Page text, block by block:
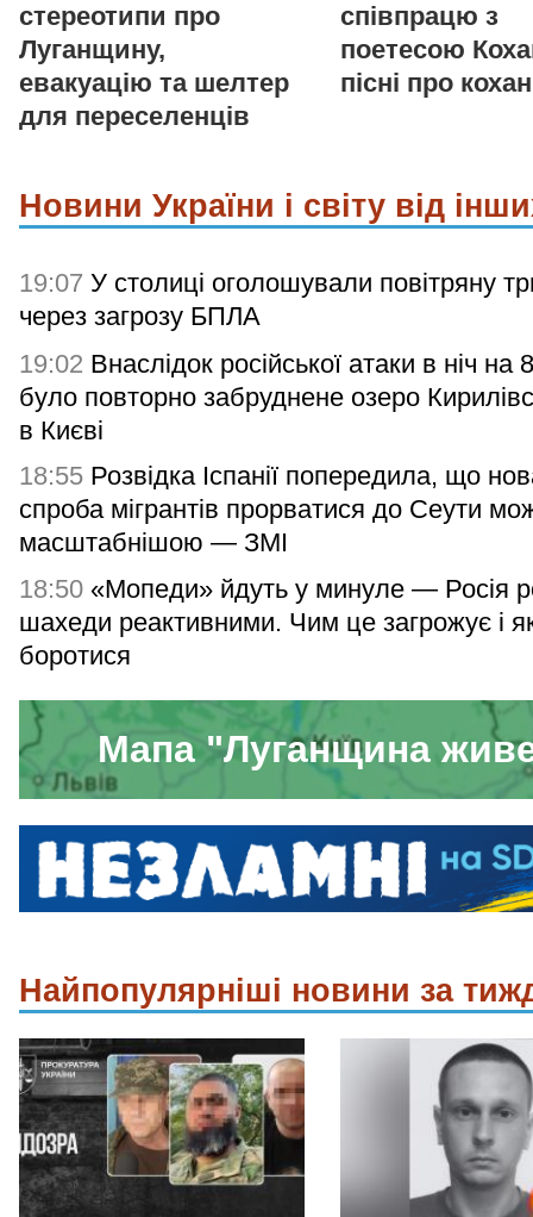
стереотипи про
Луганщину,
евакуацію та шелтер
для переселенців
співпрацю з
поетесою
пісні про
Новини України і світу від
19:07 У столиці оголошували повітряну
через загрозу БПЛА
19:02 Внаслідок російської атаки в ніч на
було повторно забруднене озеро
в Києві
18:55 Розвідка Іспанії попередила, що
спроба мігрантів прорватися до Сеути
масштабнішою — ЗМІ
18:50 «Мопеди» йдуть у минуле — Росія
шахеди реактивними. Чим це загрожує і
боротися
Мапа "Луганщина
Найпопулярніші новини за